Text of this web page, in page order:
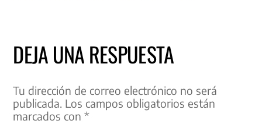
DEJA UNA RESPUESTA
Tu dirección de correo electrónico no será
publicada. Los campos obligatorios están
marcados con*